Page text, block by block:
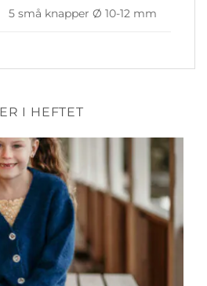
5 små knapper Ø 10-12 mm
I HEFTET